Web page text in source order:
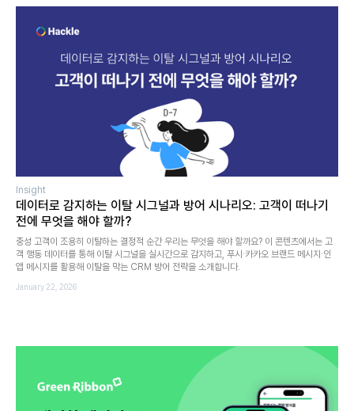
Insight
데이터로 감지하는 이탈 시그널과 방어 시나리오: 고객이 떠나기
전에 무엇을 해야 할까?
충성 고객이 조용히 이탈하는 결정적 순간 우리는 무엇을 해야 할까요? 이 콘텐츠에서는 고
객 행동 데이터를 통해 이탈 시그널을 실시간으로 감지하고, 푸시·카카오 브랜드 메시지·인
앱 메시지를 활용해 이탈을 막는 CRM 방어 전략을 소개합니다.
January 22, 2026